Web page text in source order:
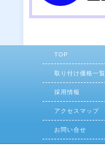
TOP
取り付け価格一覧
採用情報
アクセスマップ
お問い合せ